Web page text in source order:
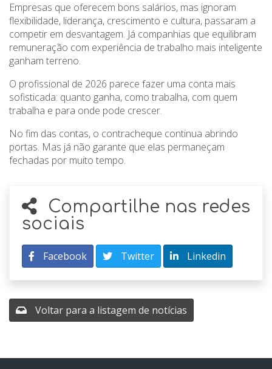
Empresas que oferecem bons salários, mas ignoram
flexibilidade, liderança, crescimento e cultura, passaram a
competir em desvantagem. Já companhias que equilibram
remuneração com experiência de trabalho mais inteligente
ganham terreno.
O profissional de 2026 parece fazer uma conta mais
sofisticada: quanto ganha, como trabalha, com quem
trabalha e para onde pode crescer.
No fim das contas, o contracheque continua abrindo
portas. Mas já não garante que elas permaneçam
fechadas por muito tempo.
Compartilhe nas redes
sociais
Facebook Twitter Linkedin
Voltar para a listagem de notícias